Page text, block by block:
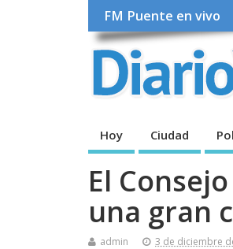
FM Puente en vivo
Hoy Ciudad
El
una gran
admin 3 de diciembre